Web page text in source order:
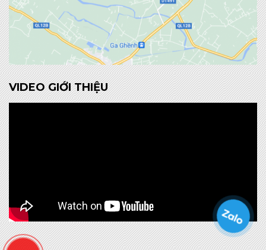
VIDEO GIỚI THIỆU